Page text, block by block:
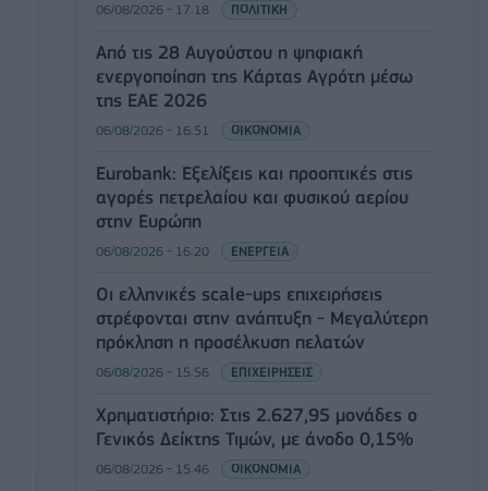
06/08/2026 - 17:18 ΠΟΛΙΤΙΚΗ
Από τις 28 Αυγούστου η ψηφιακή
ενεργοποίηση της Κάρτας Αγρότη μέσω
της ΕΑΕ 2026
06/08/2026 - 16:51 ΟΙΚΟΝΟΜΙΑ
Eurobank: Εξελίξεις και προοπτικές στις
αγορές πετρελαίου και φυσικού αερίου
στην Ευρώπη
06/08/2026 - 16:20 ΕΝΕΡΓΕΙΑ
Οι ελληνικές scale-ups επιχειρήσεις
στρέφονται στην ανάπτυξη - Μεγαλύτερη
πρόκληση η προσέλκυση πελατών
06/08/2026 - 15:56 ΕΠΙΧΕΙΡΗΣΕΙΣ
Χρηματιστήριο: Στις 2.627,95 μονάδες ο
Γενικός Δείκτης Τιμών, με άνοδο 0,15%
06/08/2026 - 15:46 ΟΙΚΟΝΟΜΙΑ